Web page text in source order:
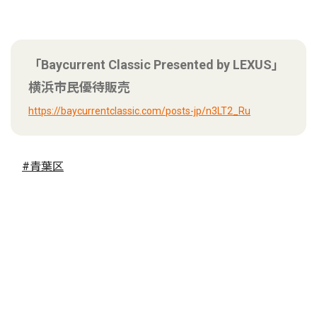
「Baycurrent Classic Presented by LEXUS」
横浜市民優待販売
https://baycurrentclassic.com/posts-jp/n3LT2_Ru
#青葉区